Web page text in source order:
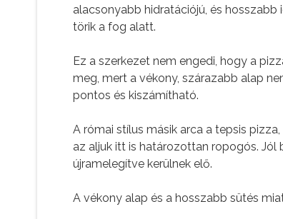
alacsonyabb hidratációjú, és
törik a fog alatt.
Ez a szerkezet nem engedi, hogy a
meg, mert a vékony, szárazabb alap
pontos és kiszámítható.
A római stílus másik arca a tepsis
az aljuk itt is határozottan ropogós. Jól
újramelegítve kerülnek elő.
A vékony alap és a hosszabb sütés